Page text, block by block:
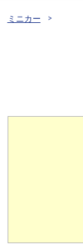
ミニカー